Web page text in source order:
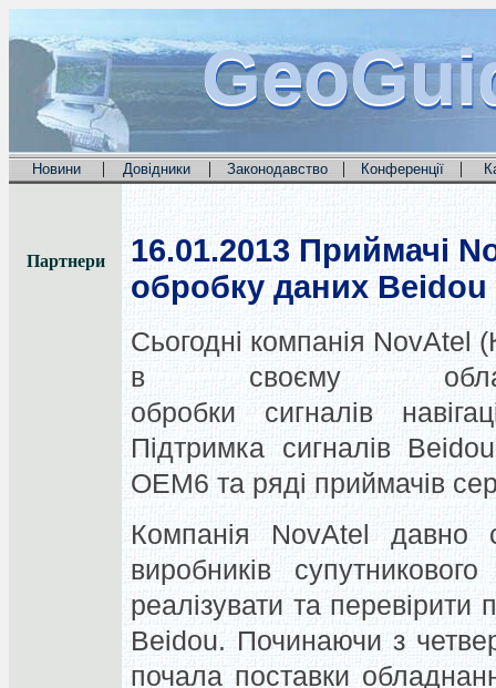
Новини | Довідники | Законодавство | Конференції |
Партнери 16.01.2013 Приймачі
обробку даних Beidou
Сьогодні компанія NovAtel
в своєму
обробки сигналів
Підтримка сигналів
OEM6 та ряді приймачів
Компанія NovAtel давно
виробників
реалізувати та
Beidou. Починаючи з
почала поставки